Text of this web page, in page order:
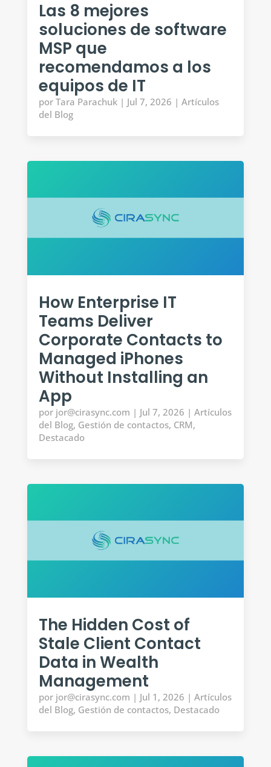
Las 8 mejores
soluciones de software
MSP que
recomendamos a los
equipos de IT
por Tara Parachuk| Jul 7, 2026 | Artículos
del Blog
How Enterprise IT
Teams Deliver
Corporate Contacts to
Managed iPhones
Without Installing an
App
por jor@cirasync.com | Jul 7, 2026 | Artículos
del Blog, Gestión de contactos, CRM,
Destacado
The Hidden Cost of
Stale Client Contact
Data in Wealth
Management
por jor@cirasync.com | Jul 1, 2026 | Artículos
del Blog, Gestión de contactos, Destacado